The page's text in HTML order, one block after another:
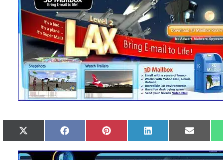
Compartir
en
X
(Twitter)
Compartir
en
Facebook Compartir
en
Pinterest
Compartir
en
LinkedIn
en
Email